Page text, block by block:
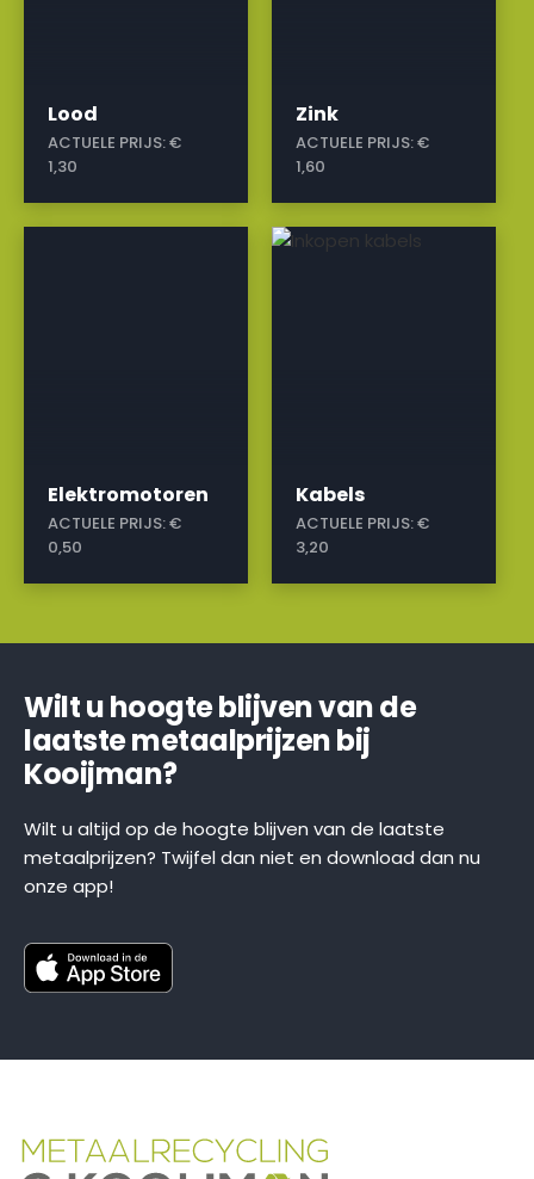
Lood
ACTUELE PRIJS:€
1,30
Zink
ACTUELE PRIJS:€
1,60
Elektromotoren
ACTUELE PRIJS:€
0,50
Kabels
ACTUELE PRIJS:€
3,20
a
Wilt u hoogte blijven van de
laatste metaalprijzen bij
Kooijman?
Wilt u altijd op de hoogte blijven van de laatste
metaalprijzen? Twijfel dan niet en download dan nu
onze app!